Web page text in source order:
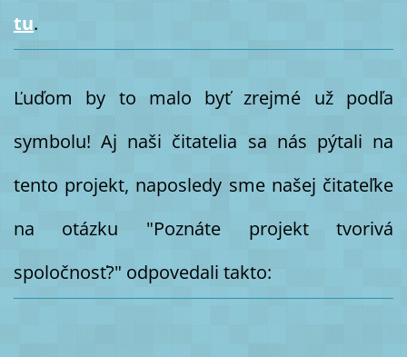
tu.
Ľuďom by to malo byť zrejmé už podľa
symbolu! Aj naši čitatelia sa nás pýtali na
tento projekt, naposledy sme našej čitateľke
na otázku "Poznáte projekt tvorivá
spoločnosť?" odpovedali takto: